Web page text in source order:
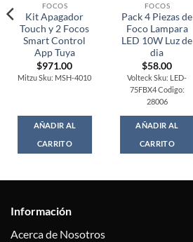
FOCOS
Kit Apagador
Touch y 2 Focos
Smart Control
App Tuya
$971.00
Mitzu Sku: MSH-4010
AÑADIR AL
CARRITO
FOCOS
Pack 4 Piezas de
Foco Lampara
LED 10W Luz de
dia
$58.00
Volteck Sku: LED-
75FBX4 Codigo:
28006
AÑADIR AL
CARRITO
Información
Acerca de Nosotros